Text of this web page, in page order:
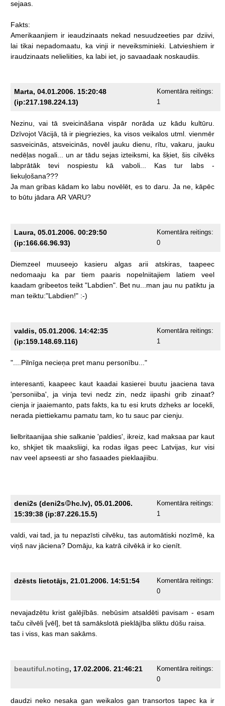
sejaas.
Fakts:
Amerikaanjiem ir ieaudzinaats nekad nesuudzeeties par dziivi,
lai tikai nepadomaatu, ka vinji ir neveiksminieki. Latvieshiem ir
iraudzinaats nelieliities, ka labi iet, jo savaadaak noskaudiis.
Marta, 04.01.2006. 15:20:48
(ip:217.198.224.13)
Komentāra reitings:
1
Nezinu, vai tā sveicināšana vispār norāda uz kādu
kultūru.
Dzīvojot Vācijā, tā ir piegriezies, ka visos veikalos utml. vienmēr
sasveicinās,
atsveicinās, novēl jauku dienu, rītu, vakaru,
jauku
nedēļas nogali... un ar tādu sejas izteiksmi, ka šķiet, šis cilvēks
labprātāk
tevi nospiestu kā vaboli... Kas tur labs
-
liekuļošana???
Ja man gribas kādam ko labu novēlēt, es to daru. Ja ne,
kāpēc
to būtu jādara AR VARU?
Laura, 05.01.2006. 00:29:50
(ip:166.66.96.93)
Komentāra reitings:
0
Diemzeel muuseejo kasieru algas arii atskiras,
taapeec
nedomaaju
ka par tiem paaris nopelniitajiem latiem
veel
kaadam gribeetos teikt "Labdien". Bet nu...man jau nu patiktu ja
man teiktu:"Labdien!" :-)
valdis, 05.01.2006. 14:42:35
(ip:159.148.69.116)
Komentāra reitings:
1
"....Pilnīga necieņa pret manu personību..."
interesanti, kaapeec kaut kaadai kasierei buutu jaaciena tava
'personiiba',
ja vinja tevi nedz zin, nedz iipashi grib zinaat?
cienja ir jaaiemanto, pats fakts, ka tu esi kruts dzheks ar locekli,
nerada piettiekamu pamatu tam, ko tu sauc par cienju.
lielbritaanijaa shie salkanie 'paldies', ikreiz, kad maksaa par kaut
ko,
shkjiet tik maaksliigi, ka rodas ilgas peec Latvijas, kur visi
nav veel apseesti ar sho fasaades pieklaajiibu.
deni2s (deni2s
hc.lv), 05.01.2006.
15:39:38 (ip:87.226.15.5)
Komentāra reitings:
1
valdi, vai tad, ja tu nepazīsti cilvēku, tas automātiski nozīmē,
ka
viņš nav jāciena? Domāju, ka katrā cilvēkā ir ko cienīt.
dzēsts lietotājs, 21.01.2006. 14:51:54
Komentāra reitings:
0
nevajadzētu krist galējībās. nebūsim atsaldēti pavisam - esam
taču cilvēli [vēl], bet tā samākslotā pieklājība sliktu dūšu raisa.
tas i viss, kas man sakāms.
beautiful.noting, 17.02.2006. 21:46:21
Komentāra reitings:
0
daudzi neko nesaka gan weikalos gan transortos tapec ka ir